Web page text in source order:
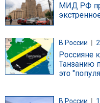
МИД РФ
В России
Россияне
Танзанию
это
В России